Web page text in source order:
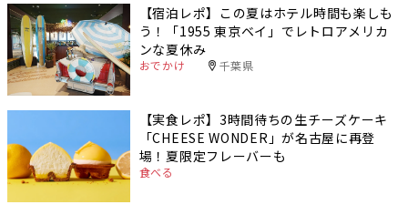
【宿泊レポ】この夏はホテル時間も楽しも
う！「1955 東京ベイ」でレトロアメリカ
ンな夏休み
おでかけ 千葉県
【実食レポ】3時間待ちの生チーズケーキ
「CHEESE WONDER」が名古屋に再登
場！夏限定フレーバーも
食べる